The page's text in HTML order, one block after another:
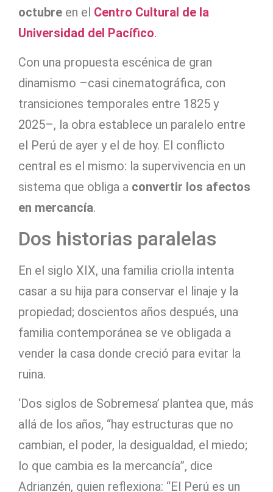
octubre en el Centro Cultural de la
Universidad del Pacífico.
Con una propuesta escénica de gran
dinamismo –casi cinematográfica, con
transiciones temporales entre 1825 y
2025–, la obra establece un paralelo entre
el Perú de ayer y el de hoy. El conflicto
central es el mismo: la supervivencia en un
sistema que obliga a convertir los afectos
en mercancía.
Dos historias paralelas
En el siglo XIX, una familia criolla intenta
casar a su hija para conservar el linaje y la
propiedad; doscientos años después, una
familia contemporánea se ve obligada a
vender la casa donde creció para evitar la
ruina.
‘Dos siglos de Sobremesa’ plantea que, más
allá de los años, “hay estructuras que no
cambian, el poder, la desigualdad, el miedo;
lo que cambia es la mercancía”, dice
Adrianzén, quien reflexiona: “El Perú es un